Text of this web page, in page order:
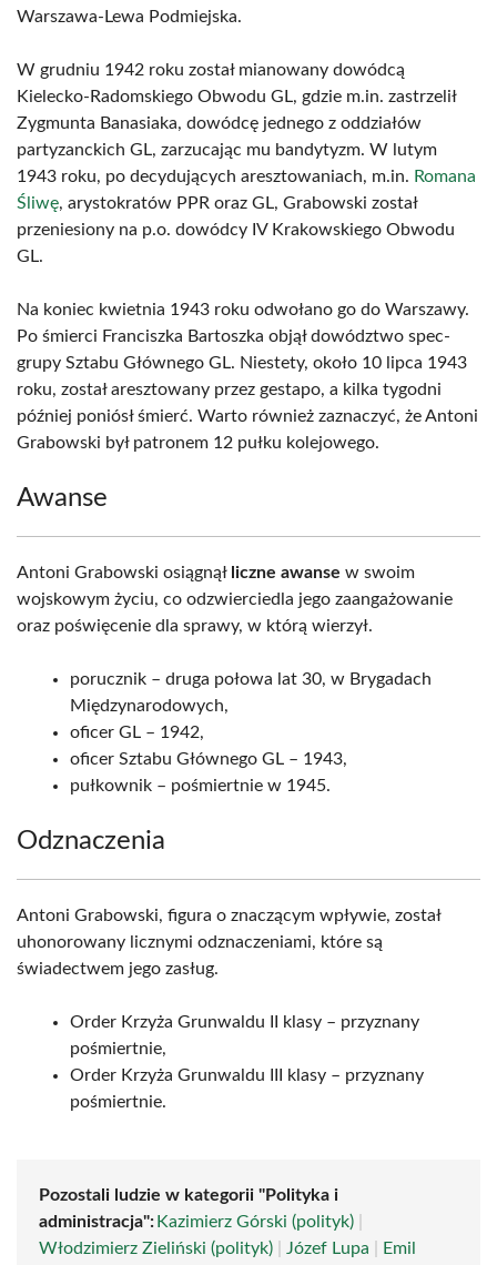
Warszawa-Lewa Podmiejska.
W grudniu 1942 roku został mianowany dowódcą
Kielecko-Radomskiego Obwodu GL, gdzie m.in. zastrzelił
Zygmunta Banasiaka, dowódcę jednego z oddziałów
partyzanckich GL, zarzucając mu bandytyzm. W lutym
1943 roku, po decydujących aresztowaniach, m.in. Romana
Śliwę, arystokratów PPR oraz GL, Grabowski został
przeniesiony na p.o. dowódcy IV Krakowskiego Obwodu
GL.
Na koniec kwietnia 1943 roku odwołano go do Warszawy.
Po śmierci Franciszka Bartoszka objął dowództwo spec-
grupy Sztabu Głównego GL. Niestety, około 10 lipca 1943
roku, został aresztowany przez gestapo, a kilka tygodni
później poniósł śmierć. Warto również zaznaczyć, że Antoni
Grabowski był patronem 12 pułku kolejowego.
Awanse
Antoni Grabowski osiągnął liczne awanse w swoim
wojskowym życiu, co odzwierciedla jego zaangażowanie
oraz poświęcenie dla sprawy, w którą wierzył.
porucznik – druga połowa lat 30, w Brygadach
Międzynarodowych,
oficer GL – 1942,
oficer Sztabu Głównego GL – 1943,
pułkownik – pośmiertnie w 1945.
Odznaczenia
Antoni Grabowski, figura o znaczącym wpływie, został
uhonorowany licznymi odznaczeniami, które są
świadectwem jego zasług.
Order Krzyża Grunwaldu II klasy – przyznany
pośmiertnie,
Order Krzyża Grunwaldu III klasy – przyznany
pośmiertnie.
Pozostali ludzie w kategorii "Polityka i
administracja": Kazimierz Górski (polityk)
Włodzimierz Zieliński (polityk)
Józef Lupa Emil